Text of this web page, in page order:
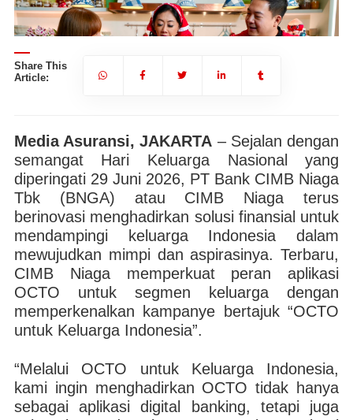
Head of Marketing, Brand & Customer Experience CIMB Niaga, Amir
Widjaya (kanan) bersama Head of Digital Banking & Contact Center CIMB
Niaga, Lusiana Saleh (kedua kiri) dan public figure Asri Welas (kedua
kanan). | Foto: CIMB Niaga
Share This
Article:
Media Asuransi, JAKARTA – Sejalan dengan
semangat Hari Keluarga Nasional yang
diperingati 29 Juni 2026, PT Bank CIMB Niaga
Tbk (BNGA) atau CIMB Niaga terus
berinovasi menghadirkan solusi finansial untuk
mendampingi keluarga Indonesia dalam
mewujudkan mimpi dan aspirasinya. Terbaru,
CIMB Niaga memperkuat peran aplikasi
OCTO untuk segmen keluarga dengan
memperkenalkan kampanye bertajuk “OCTO
untuk Keluarga Indonesia”.
“Melalui OCTO untuk Keluarga Indonesia,
kami ingin menghadirkan OCTO tidak hanya
sebagai aplikasi digital banking, tetapi juga